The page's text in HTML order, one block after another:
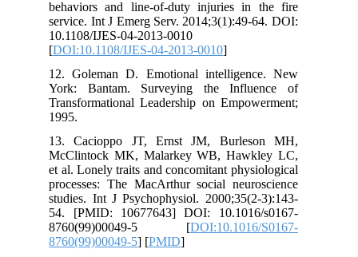
behaviors and line-of-duty injuries
service. Int J Emerg Serv.
10.1108/IJES-04-2013-0010
[DOI:10.1108/IJES-04-2013-0010
12. Goleman D. Emotional
York: Bantam. Surveying the
Transformational Leadership on
13. Cacioppo JT, Ernst JM,
McClintock MK, Malarkey WB,
et al. Lonely traits and concomitant
processes: The MacArthur social
studies. Int J Psychophysiol.
54. [PMID: 10677643] DOI:
8760(99)00049-5 [
8760(99)00049-5